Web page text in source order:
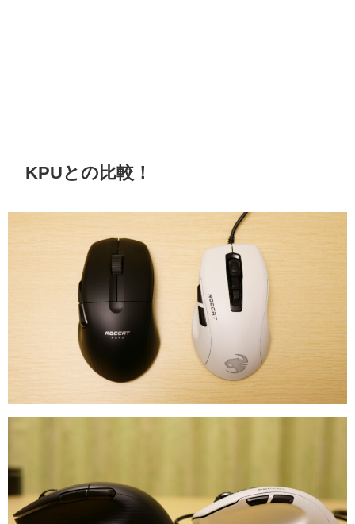
KPUとの比較！